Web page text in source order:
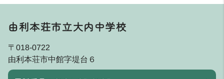
由利本荘市立大内中学校
〒018-0722
由利本荘市中館字堤台６